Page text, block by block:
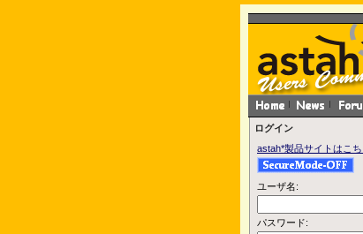
ログイン
astah*製品サイトはこち
ユーザ名:
パスワード: